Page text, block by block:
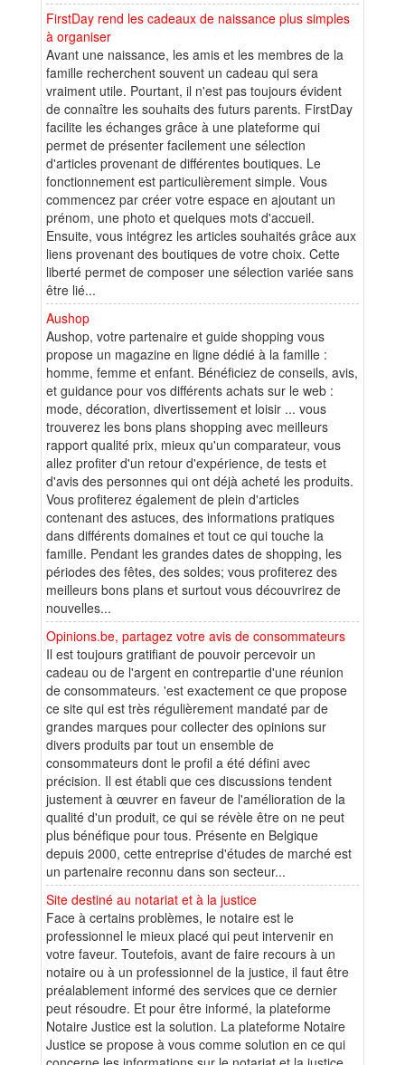
FirstDay rend les cadeaux de naissance plus simples
à organiser
Avant une naissance, les amis et les membres de la
famille recherchent souvent un cadeau qui sera
vraiment utile. Pourtant, il n'est pas toujours évident
de connaître les souhaits des futurs parents. FirstDay
facilite les échanges grâce à une plateforme qui
permet de présenter facilement une sélection
d'articles provenant de différentes boutiques. Le
fonctionnement est particulièrement simple. Vous
commencez par créer votre espace en ajoutant un
prénom, une photo et quelques mots d'accueil.
Ensuite, vous intégrez les articles souhaités grâce aux
liens provenant des boutiques de votre choix. Cette
liberté permet de composer une sélection variée sans
être lié...
Aushop
Aushop, votre partenaire et guide shopping vous
propose un magazine en ligne dédié à la famille :
homme, femme et enfant. Bénéficiez de conseils, avis,
et guidance pour vos différents achats sur le web :
mode, décoration, divertissement et loisir ... vous
trouverez les bons plans shopping avec meilleurs
rapport qualité prix, mieux qu'un comparateur, vous
allez profiter d'un retour d'expérience, de tests et
d'avis des personnes qui ont déjà acheté les produits.
Vous profiterez également de plein d'articles
contenant des astuces, des informations pratiques
dans différents domaines et tout ce qui touche la
famille. Pendant les grandes dates de shopping, les
périodes des fêtes, des soldes; vous profiterez des
meilleurs bons plans et surtout vous découvrirez de
nouvelles...
Opinions.be, partagez votre avis de consommateurs
Il est toujours gratifiant de pouvoir percevoir un
cadeau ou de l'argent en contrepartie d'une réunion
de consommateurs. 'est exactement ce que propose
ce site qui est très régulièrement mandaté par de
grandes marques pour collecter des opinions sur
divers produits par tout un ensemble de
consommateurs dont le profil a été défini avec
précision. Il est établi que ces discussions tendent
justement à œuvrer en faveur de l'amélioration de la
qualité d'un produit, ce qui se révèle être on ne peut
plus bénéfique pour tous. Présente en Belgique
depuis 2000, cette entreprise d'études de marché est
un partenaire reconnu dans son secteur...
Site destiné au notariat et à la justice
Face à certains problèmes, le notaire est le
professionnel le mieux placé qui peut intervenir en
votre faveur. Toutefois, avant de faire recours à un
notaire ou à un professionnel de la justice, il faut être
préalablement informé des services que ce dernier
peut résoudre. Et pour être informé, la plateforme
Notaire Justice est la solution. La plateforme Notaire
Justice se propose à vous comme solution en ce qui